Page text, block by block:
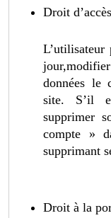
Droit
L’utilisateur
données le
site. S’il
supprimer
compte »
supprimant
Droit à la